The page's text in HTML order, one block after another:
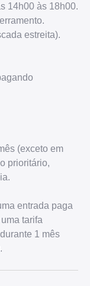
14h00 às 18h00.
estreita).
(exceto em
prioritário,
entrada paga
tarifa
1 mês